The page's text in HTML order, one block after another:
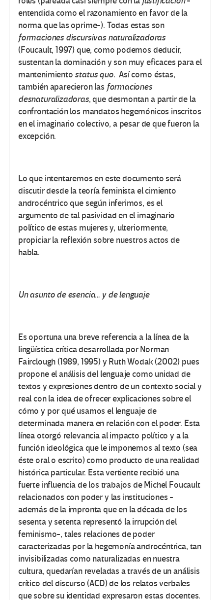
entendida como el razonamiento en favor de la
norma que las oprime-). Todas estas son
formaciones discursivas naturalizadoras
(Foucault, 1997) que, como podemos deducir,
sustentan la dominación y son muy eficaces para el
mantenimiento status quo. Así como éstas,
también aparecieron las formaciones
desnaturalizadoras, que desmontan a partir de la
confrontación los mandatos hegemónicos inscritos
en el imaginario colectivo, a pesar de que fueron la
excepción.
Lo que intentaremos en este documento será
discutir desde la teoría feminista el cimiento
androcéntrico que según inferimos, es el
argumento de tal pasividad en el imaginario
político de estas mujeres y, ulteriormente,
propiciar la reflexión sobre nuestros actos de
habla.
Un asunto de esencia… y de lenguaje
Es oportuna una breve referencia a la línea de la
lingüística crítica desarrollada por Norman
Fairclough (1989, 1995) y Ruth Wodak (2002) pues
propone el análisis del lenguaje como unidad de
textos y expresiones dentro de un contexto social y
real con la idea de ofrecer explicaciones sobre el
cómo y por qué usamos el lenguaje de
determinada manera en relación con el poder. Esta
línea otorgó relevancia al impacto político y a la
función ideológica que le imponemos al texto (sea
éste oral o escrito) como producto de una realidad
histórica particular. Esta vertiente recibió una
fuerte influencia de los trabajos de Michel Foucault
relacionados con poder y las instituciones -
además de la impronta que en la década de los
sesenta y setenta representó la irrupción del
feminismo-, tales relaciones de poder
caracterizadas por la hegemonía androcéntrica, tan
invisibilizadas como naturalizadas en nuestra
cultura, quedarían reveladas a través de un análisis
crítico del discurso (ACD) de los relatos verbales
que sobre su identidad expresaron estas docentes.